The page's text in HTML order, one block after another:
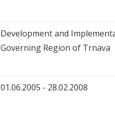
Development and
Governing Region of Trnava
01.06.2005 - 28.02.2008